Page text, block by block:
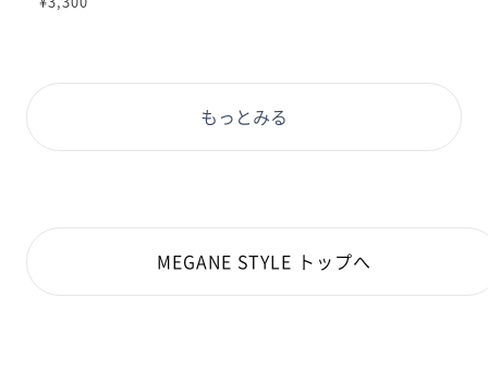
もっとみる
MEGANE STYLE トップへ